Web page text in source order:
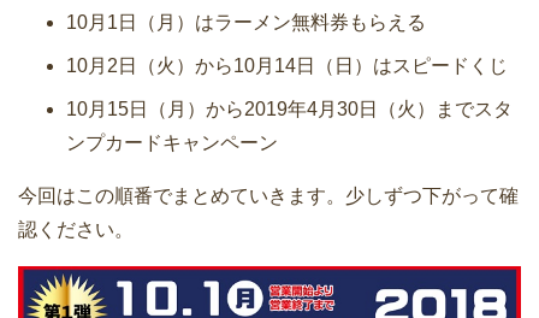
10月1日（月）はラーメン無料券もらえる
10月2日（火）から10月14日（日）はスピードくじ
10月15日（月）から2019年4月30日（火）までスタ
ンプカードキャンペーン
今回はこの順番でまとめていきます。少しずつ下がって確
認ください。